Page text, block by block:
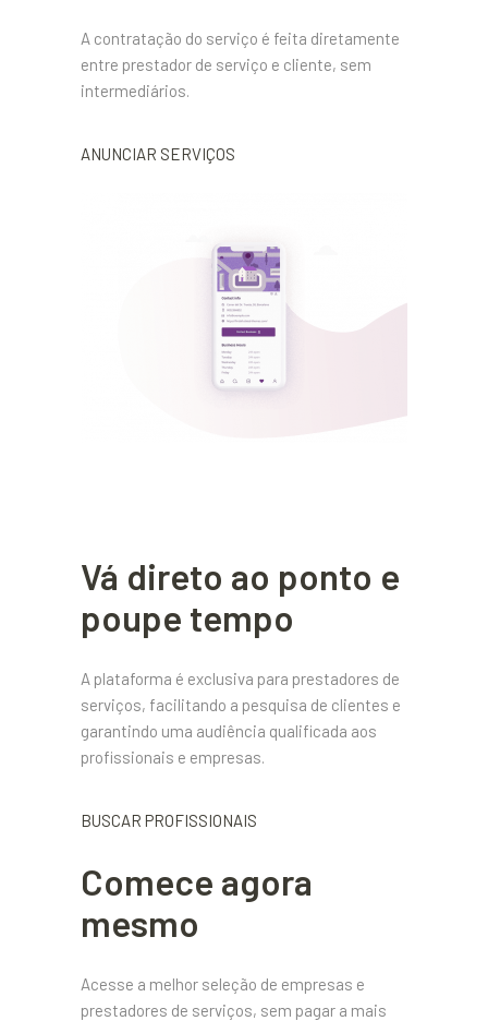
A contratação do serviço é feita diretamente
entre prestador de serviço e cliente, sem
intermediários.
ANUNCIAR SERVIÇOS
Vá direto ao ponto e
poupe tempo
A plataforma é exclusiva para prestadores de
serviços, facilitando a pesquisa de clientes e
garantindo uma audiência qualificada aos
profissionais e empresas.
BUSCAR PROFISSIONAIS
Comece agora
mesmo
Acesse a melhor seleção de empresas e
prestadores de serviços, sem pagar a mais